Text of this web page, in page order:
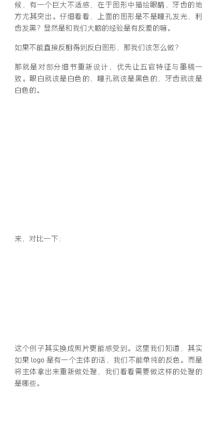
候，有一个巨大不适感，在于图形中描绘眼睛、牙齿的地
方尤其突出。仔细看看，上面的图形是不是瞳孔发光，利
齿发黑？显然是和我们大脑的经验是有反差的嘛。
如果不能直接反相得到反白图形，那我们该怎么做？
那就是对部分细节重新设计，优先让五官特征与墨稿一
致。眼白就该是白色的，瞳孔就该是黑色的，牙齿就该是
白色的。
来，对比一下：
这个例子其实换成照片更能感受到。这里我们知道，其实
如果 logo 是有一个主体的话，我们不能单纯的反色。而是
将主体拿出来重新做处理，我们看看需要做这样的处理的
是哪些。